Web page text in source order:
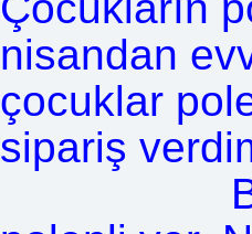
nisandan
çocuklar
sipariş
Bu